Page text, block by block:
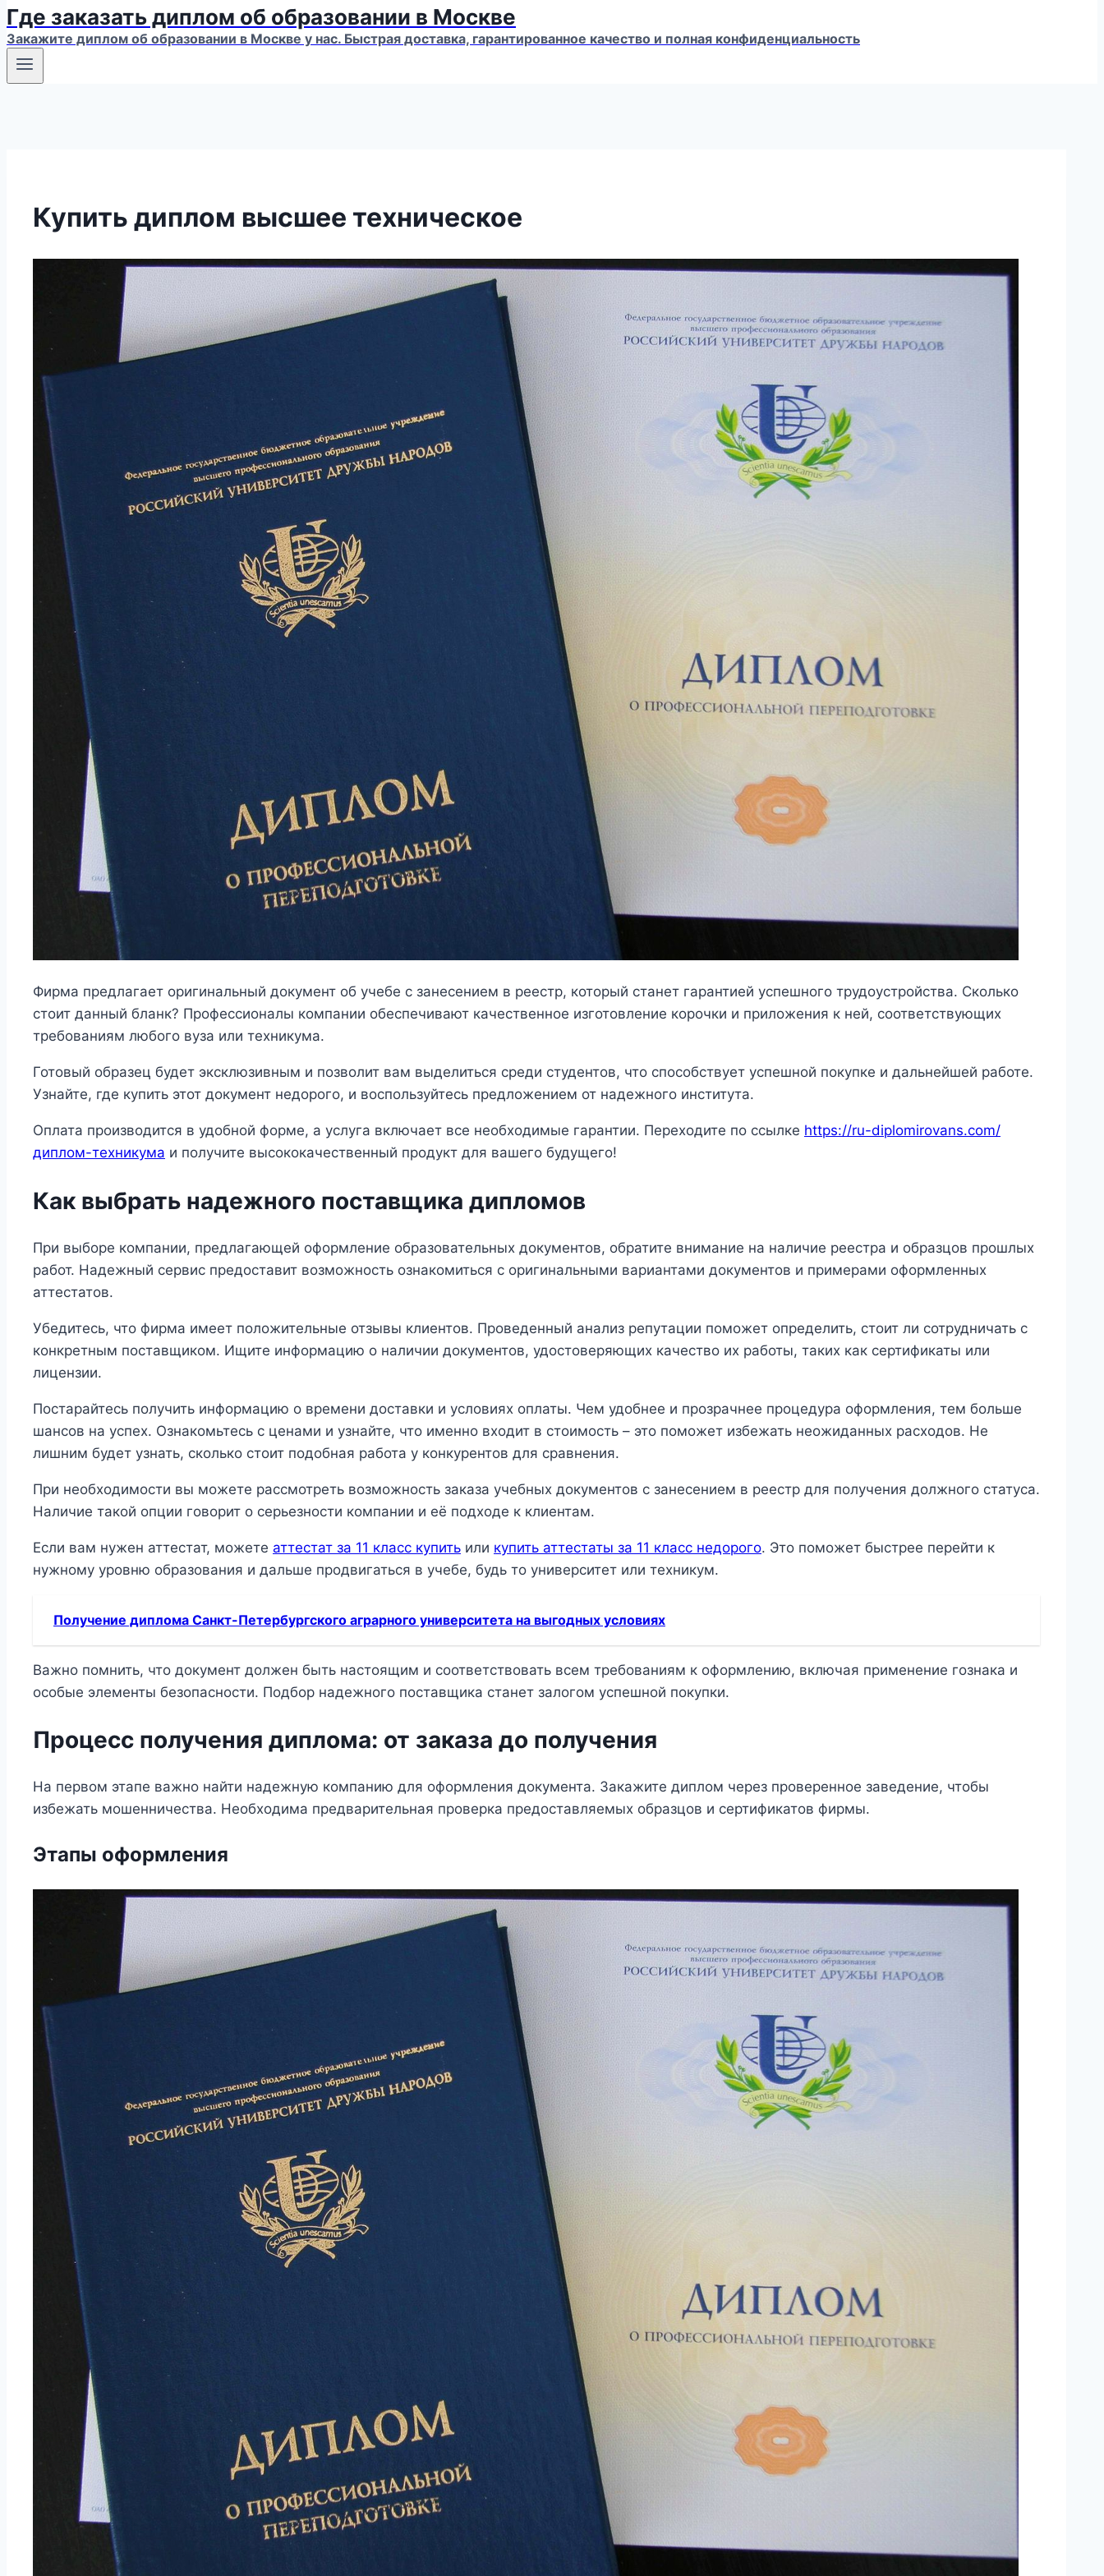
Где заказать диплом об образовании в Москве
Закажите диплом об образовании в Москве у нас. Быстрая доставка, гарантированное качество и полная конфиденциальность
Купить диплом высшее техническое
Фирма предлагает оригинальный документ об учебе с занесением в реестр, который станет гарантией успешного трудоустройства. Сколько
стоит данный бланк? Профессионалы компании обеспечивают качественное изготовление корочки и приложения к ней, соответствующих
требованиям любого вуза или техникума.
Готовый образец будет эксклюзивным и позволит вам выделиться среди студентов, что способствует успешной покупке и дальнейшей работе.
Узнайте, где купить этот документ недорого, и воспользуйтесь предложением от надежного института.
Оплата производится в удобной форме, а услуга включает все необходимые гарантии. Переходите по ссылке https://ru-diplomirovans.com/
диплом-техникума и получите высококачественный продукт для вашего будущего!
Как выбрать надежного поставщика дипломов
При выборе компании, предлагающей оформление образовательных документов, обратите внимание на наличие реестра и образцов прошлых
работ. Надежный сервис предоставит возможность ознакомиться с оригинальными вариантами документов и примерами оформленных
аттестатов.
Убедитесь, что фирма имеет положительные отзывы клиентов. Проведенный анализ репутации поможет определить, стоит ли сотрудничать с
конкретным поставщиком. Ищите информацию о наличии документов, удостоверяющих качество их работы, таких как сертификаты или
лицензии.
Постарайтесь получить информацию о времени доставки и условиях оплаты. Чем удобнее и прозрачнее процедура оформления, тем больше
шансов на успех. Ознакомьтесь с ценами и узнайте, что именно входит в стоимость – это поможет избежать неожиданных расходов. Не
лишним будет узнать, сколько стоит подобная работа у конкурентов для сравнения.
При необходимости вы можете рассмотреть возможность заказа учебных документов с занесением в реестр для получения должного статуса.
Наличие такой опции говорит о серьезности компании и её подходе к клиентам.
Если вам нужен аттестат, можете аттестат за 11 класс купить или купить аттестаты за 11 класс недорого. Это поможет быстрее перейти к
нужному уровню образования и дальше продвигаться в учебе, будь то университет или техникум.
Получение диплома Санкт-Петербургского аграрного университета на выгодных условиях
Важно помнить, что документ должен быть настоящим и соответствовать всем требованиям к оформлению, включая применение гознака и
особые элементы безопасности. Подбор надежного поставщика станет залогом успешной покупки.
Процесс получения диплома: от заказа до получения
На первом этапе важно найти надежную компанию для оформления документа. Закажите диплом через проверенное заведение, чтобы
избежать мошенничества. Необходима предварительная проверка предоставляемых образцов и сертификатов фирмы.
Этапы оформления